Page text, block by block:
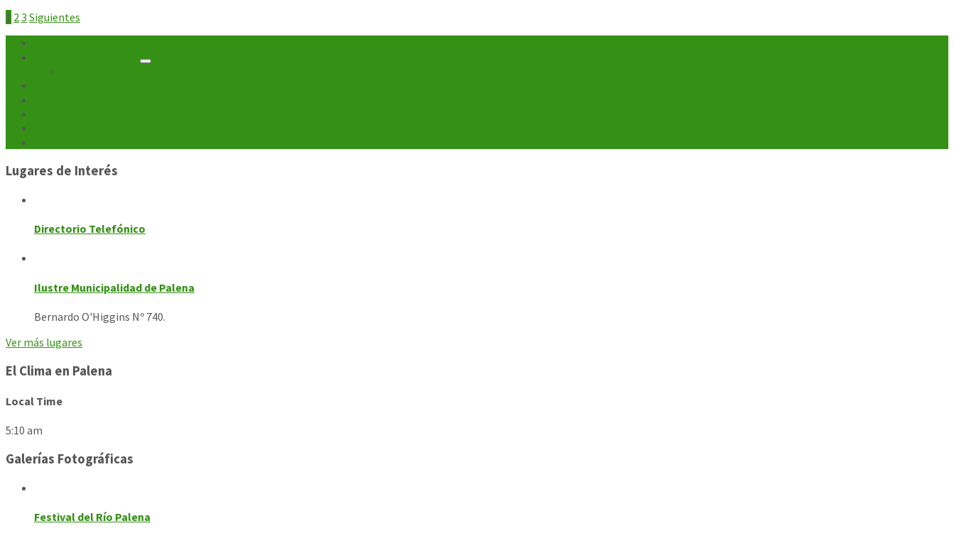
Paginación
de
entradas
1 23 Siguientes
Lugares de Interés
Directorio Telefónico
Ilustre Municipalidad de Palena
Bernardo O'Higgins Nº 740.
Ver más lugares
El Clima en Palena
Local Time
5:10 am
Galerías Fotográficas
Festival del Río Palena